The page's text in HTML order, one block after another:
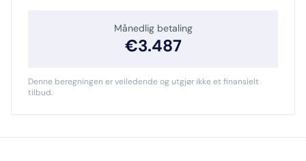
Månedlig betaling
€3.487
Denne beregningen er veiledende og utgjør ikke et finansielt
tilbud.